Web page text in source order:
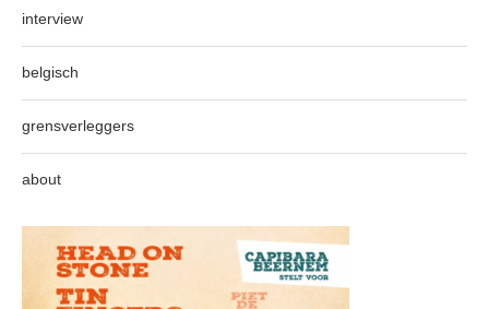
interview
belgisch
grensverleggers
about